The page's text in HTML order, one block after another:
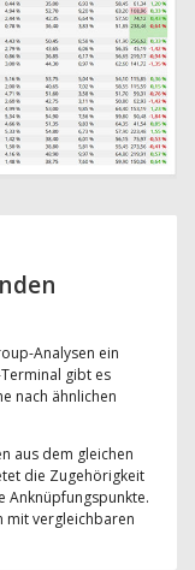
Analysen ein
gibt es
nach ähnlichen
aus dem gleichen
die Zugehörigkeit
Anknüpfungspunkte.
mit vergleichbaren